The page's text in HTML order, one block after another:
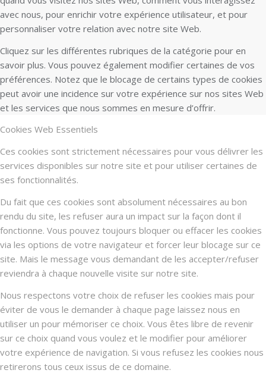
avec nous, pour enrichir votre expérience utilisateur, et pour
personnaliser votre relation avec notre site Web.
Cliquez sur les différentes rubriques de la catégorie pour en
savoir plus. Vous pouvez également modifier certaines de vos
préférences. Notez que le blocage de certains types de cookies
peut avoir une incidence sur votre expérience sur nos sites Web
et les services que nous sommes en mesure d’offrir.
Cookies Web Essentiels
Ces cookies sont strictement nécessaires pour vous délivrer les
services disponibles sur notre site et pour utiliser certaines de
ses fonctionnalités.
Du fait que ces cookies sont absolument nécessaires au bon
rendu du site, les refuser aura un impact sur la façon dont il
fonctionne. Vous pouvez toujours bloquer ou effacer les cookies
via les options de votre navigateur et forcer leur blocage sur ce
site. Mais le message vous demandant de les accepter/refuser
reviendra à chaque nouvelle visite sur notre site.
Nous respectons votre choix de refuser les cookies mais pour
éviter de vous le demander à chaque page laissez nous en
utiliser un pour mémoriser ce choix. Vous êtes libre de revenir
sur ce choix quand vous voulez et le modifier pour améliorer
votre expérience de navigation. Si vous refusez les cookies nous
retirerons tous ceux issus de ce domaine.